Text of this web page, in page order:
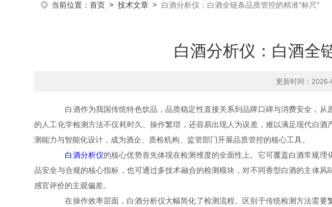
当前位置：首页 >技术文章 > 白酒分析仪：白酒全链条品质管控的精准“标尺”
白酒分析仪：白酒全
更新时间：
白酒作为我国传统特色饮品，品质稳定性直接关系到品牌口碑与消费安全，从
的人工化学检测方法不仅耗时久、操作繁琐，还容易出现人为误差，难以满足现代白
测能力与智能化设计，成为酒企、质检机构、监管部门开展品质管控的核心工具。
白酒分析仪的核心优势首先体现在检测维度的全面性上。它可覆盖白酒常规
品安全与合规的核心指标，也可通过多技术融合的检测模块，对不同香型白酒的主体
感官评价的主观偏差。
在操作效率层面，白酒分析仪大幅简化了检测流程。区别于传统检测方法需要